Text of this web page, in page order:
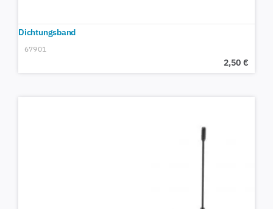
Dichtungsband
67901
2,50 €